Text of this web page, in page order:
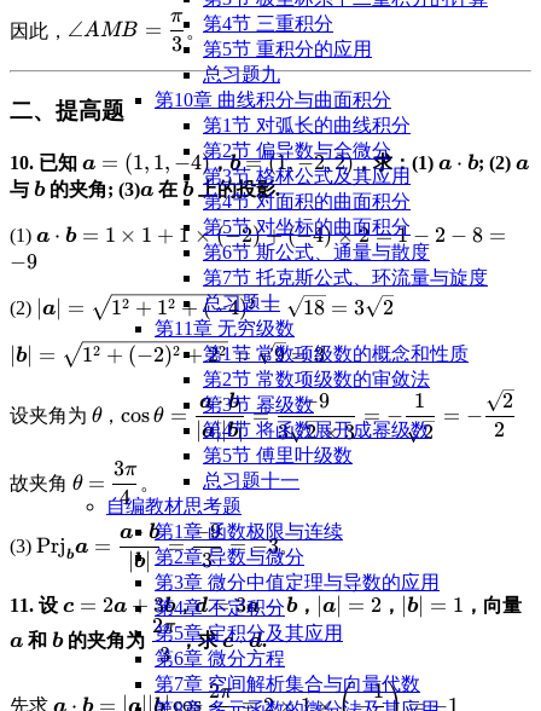
第4节 三重积分
第5节 重积分的应用
总习题九
第10章 曲线积分与曲面积分
第1节 对弧长的曲线积分
第2节 偏导数与全微分
第3节 格林公式及其应⽤
第4节 对⾯积的曲⾯积分
第5节 对坐标的曲⾯积分
第6节 斯公式、通量与散度
第7节 托克斯公式、环流量与旋度
总习题十
第11章 无穷级数
第1节 常数项级数的概念和性质
第2节 常数项级数的审敛法
第3节 幂级数
第4节 将函数展开成幂级数
第5节 傅⾥叶级数
总习题十一
自编教材思考题
第1章 函数极限与连续
第2章 导数与微分
第3章 微分中值定理与导数的应用
第4章 不定积分
第5章 定积分及其应用
第6章 微分方程
第7章 空间解析集合与向量代数
\times 0 + 0 \times 1
= 1
\overrightarrow{MB}}
{|\overrightarrow{MA}|
|\overrightarrow{MB}|} =
\frac{1}{\sqrt{2} \cdot
\sqrt{2}} = \frac{1} {2}
因此，
\displaystyle
\angle AMB
= \frac{\pi}
{3}
∠AMB =
3
π
。
二、提高题
10. 已知 \displaystyle
\boldsymbol{a}=
a = (1, 1, −4)，\displaystyle
\boldsymbol{b}=
(1,-2,2)
b = (1,−2,2)，求：(1)a ⋅ b; (2) a
与 \displaystyle
\boldsymbol{b}
b的夹角; (3)\displaystyle
\boldsymbol{a}
a 在 \displaystyle
\boldsymbol{b}
b上的投影.
(1) \displaystyle
\boldsymbol{a}\cdot\boldsymbol{b}
= 1 \times 1 + 1 \times (-2) + (-4)
\times 2 = 1 - 2 - 8 =
a ⋅ b = 1 × 1 + 1 ×(−2)+(−4)×2 = 1 − 2 − 8 =
−9
(2) \displaystyle
|\boldsymbol{a}|
=
\sqrt{1^2+1^2+
(-4)^2} =
\sqrt{18} =
3\sqrt{2}
a = 12 + 12 + (−4)2 = 18 = 3
2
\displaystyle
= \sqrt{1^2+
(-2)^2+2^2} =
\sqrt{9} = 3
b∣ = 12 + (−2)2 +22 = 9 = 3
设夹角为
\displaystyle
\theta
θ，
\displaystyle \cos\theta =
{|\boldsymbol{a}||\boldsymbol{b}|} =
\frac{-9}{3\sqrt{2} \times 3} = -\frac{1}
{\sqrt{2}} = -\frac{\sqrt{2}}{2}
cos θ =
a∣∣b∣
a ⋅ b
=
3 2 ×3
−9
= −
2
1
= −
2
2
故夹角 \displaystyle
\theta =
θ = \displaystyle
\frac{3\pi}
{4}
4
3π
。
(3) \displaystyle \text{Prj}_{\boldsymbol{b}}
\boldsymbol{a} =
\frac{\boldsymbol{a}\cdot\boldsymbol{b}}
{|\boldsymbol{b}|} = \frac{-9}{3} =
Prjba =
b∣
a ⋅ b
=
3
−9
=\displaystyle
-3
−3。
11. 设 \displaystyle
c = 2a + 3b，\displaystyle
\boldsymbol{d}=3\boldsymbol{a}-
\boldsymbol{b}
d = 3a − b， \displaystyle
|\boldsymbol{a}|=2
∣a∣ = 2 ， \displaystyle
∣b∣ = 1 ，向量
a 和 \displaystyle
\boldsymbol{b}
b的夹角为 \displaystyle
\frac{2\pi}
{3}
3
2π
，求\displaystyle
c ⋅ d.
先求
\displaystyle \boldsymbol{a} \cdot
a ⋅ b = a∣∣ b∣cos
2π
= 2×1× −
1
= −1